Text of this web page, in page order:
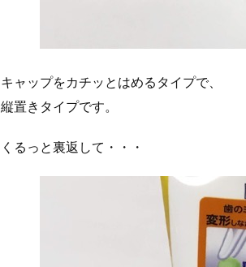
キャップをカチッとはめるタイプで、
縦置きタイプです。
くるっと裏返して・・・